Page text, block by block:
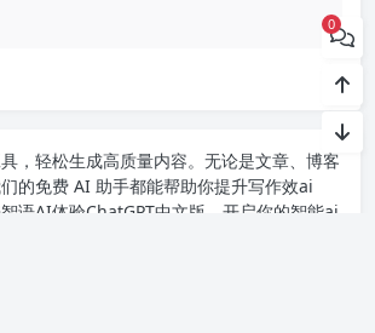
，轻松生成高质量内容。无论是文章、博客
的免费 AI 助手都能帮助你提升写作效ai
语AI体验ChatGPT中文版 ，开启你的智能ai
0